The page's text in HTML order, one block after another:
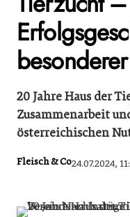
20 Jahre Haus der
Zusammenarbeit
österreichischen
Fleisch & Co24.07.2024,